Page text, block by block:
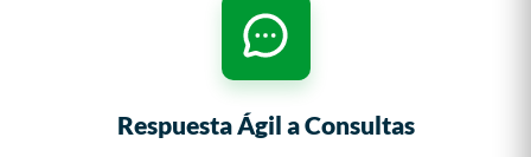
Respuesta Ágil a Consultas